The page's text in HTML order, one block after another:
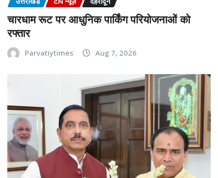
चारधाम रूट पर आधुनिक पार्किंग परियोजनाओं को
रफ्तार
Parvatiytimes Aug 7, 2026